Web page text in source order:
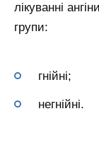
лікуванні
групи:
гнійні;
негнійні.